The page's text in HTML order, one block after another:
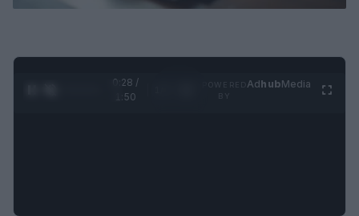
0:29 /
1:50
AdhubMedia